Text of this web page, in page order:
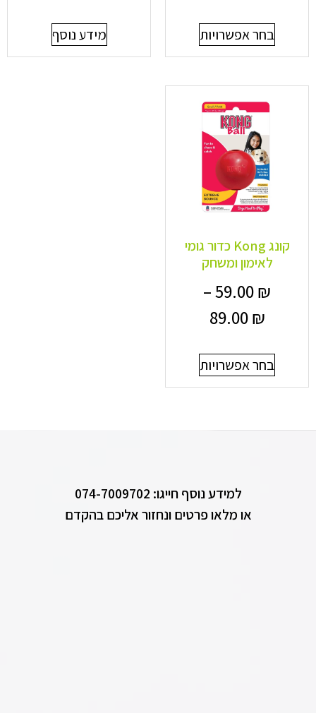
בחר אפשרויות מידע נוסף
קונג Kong כדור גומי
לאימון ומשחק
59.00₪
–
89.00₪
בחר אפשרויות
למידע נוסף חייגו: 074-7009702
או מלאו פרטים ונחזור אליכם בהקדם